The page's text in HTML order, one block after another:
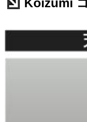
Koizumi